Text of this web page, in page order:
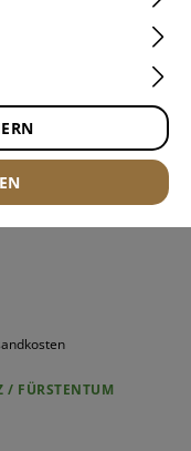
/ FÜRSTENTUM